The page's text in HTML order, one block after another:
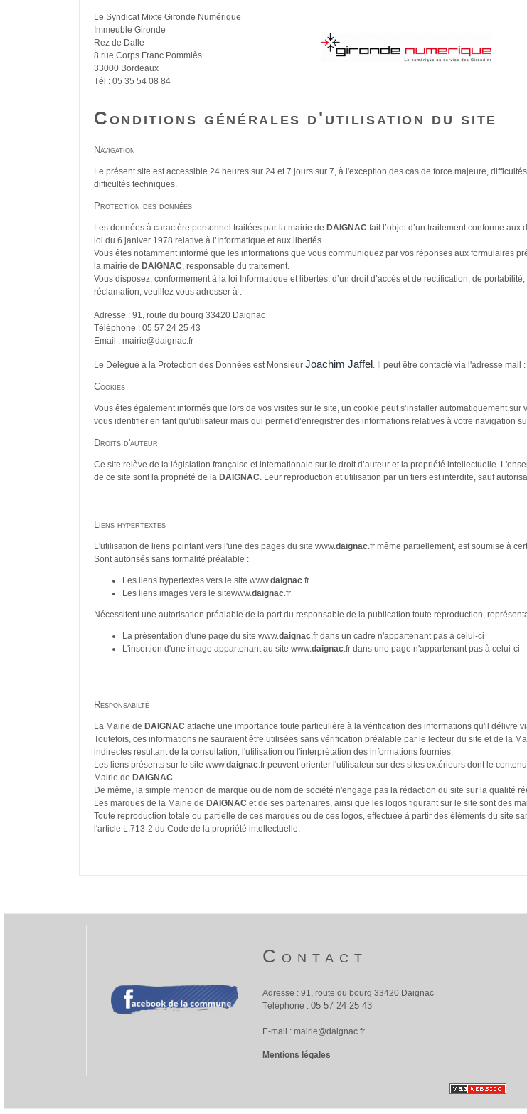
Le Syndicat Mixte Gironde Numérique
Immeuble Gironde
Rez de Dalle
8 rue Corps Franc Pommiès
33000 Bordeaux
Tél : 05 35 54 08 84
Conditions générales d'utilisation du site
Navigation
Le présent site est accessible 24 heures sur 24 et 7 jours sur 7, à l'exception des cas de force majeure,
difficultés techniques.
Protection des données
Les données à caractère personnel traitées par la mairie de DAIGNAC fait l’objet d’un traitement conforme
loi du 6 janiver 1978 relative à l’Informatique et aux libertés
Vous êtes notamment informé que les informations que vous communiquez par vos réponses aux formulaires
la mairie de DAIGNAC, responsable du traitement.
Vous disposez, conformément à la loi Informatique et libertés, d’un droit d’accès et de rectification, de
réclamation, veuillez vous adresser à :
Adresse : 91, route du bourg 33420 Daignac
Téléphone : 05 57 24 25 43
Email : mairie@daignac.fr
Le Délégué à la Protection des Données est Monsieur Joachim Jaffel. Il peut être contacté via l'adresse mail :
Cookies
Vous êtes également informés que lors de vos visites sur le site, un cookie peut s’installer automatiquement
vous identifier en tant qu’utilisateur mais qui permet d’enregistrer des informations relatives à votre navigation
Droits d'auteur
Ce site relève de la législation française et internationale sur le droit d’auteur et la propriété intellectuelle.
de ce site sont la propriété de la DAIGNAC. Leur reproduction et utilisation par un tiers est interdite, sauf
Liens hypertextes
L'utilisation de liens pointant vers l'une des pages du site www.daignac.fr même partiellement, est soumise à
Sont autorisés sans formalité préalable :
Les liens hypertextes vers le site www.daignac.fr
Les liens images vers le sitewww.daignac.fr
Nécessitent une autorisation préalable de la part du responsable de la publication toute reproduction,
La présentation d'une page du site www.daignac.fr dans un cadre n'appartenant pas à celui-ci
L'insertion d'une image appartenant au site www.daignac.fr dans une page n'appartenant pas à celui-ci
Responsabilté
La Mairie de DAIGNAC attache une importance toute particulière à la vérification des informations qu'il délivre
Toutefois, ces informations ne sauraient être utilisées sans vérification préalable par le lecteur du site et de la
indirectes résultant de la consultation, l'utilisation ou l'interprétation des informations fournies.
Les liens présents sur le site www.daignac.fr peuvent orienter l'utilisateur sur des sites extérieurs dont le
Mairie de DAIGNAC.
De même, la simple mention de marque ou de nom de société n'engage pas la rédaction du site sur la qualité
Les marques de la Mairie de DAIGNAC et de ses partenaires, ainsi que les logos figurant sur le site sont des
Toute reproduction totale ou partielle de ces marques ou de ces logos, effectuée à partir des éléments du site
l'article L.713-2 du Code de la propriété intellectuelle.
Contact
Adresse : 91, route du bourg 33420 Daignac
Téléphone : 05 57 24 25 43
E-mail : mairie@daignac.fr
Mentions légales